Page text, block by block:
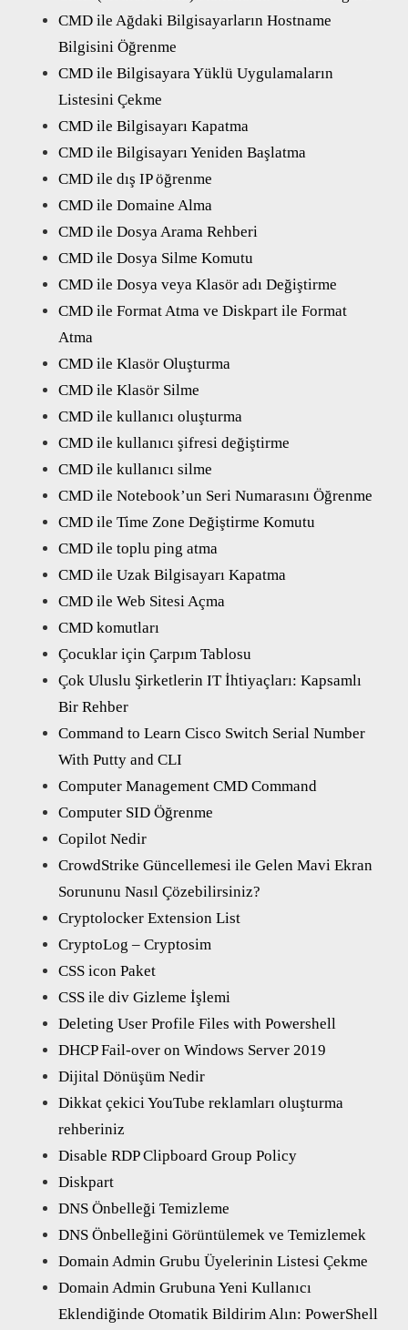
CMD ile Ağdaki Bilgisayarların Hostname
Bilgisini Öğrenme
CMD ile Bilgisayara Yüklü Uygulamaların
Listesini Çekme
CMD ile Bilgisayarı Kapatma
CMD ile Bilgisayarı Yeniden Başlatma
CMD ile dış IP öğrenme
CMD ile Domaine Alma
CMD ile Dosya Arama Rehberi
CMD ile Dosya Silme Komutu
CMD ile Dosya veya Klasör adı Değiştirme
CMD ile Format Atma ve Diskpart ile Format
Atma
CMD ile Klasör Oluşturma
CMD ile Klasör Silme
CMD ile kullanıcı oluşturma
CMD ile kullanıcı şifresi değiştirme
CMD ile kullanıcı silme
CMD ile Notebook’un Seri Numarasını Öğrenme
CMD ile Time Zone Değiştirme Komutu
CMD ile toplu ping atma
CMD ile Uzak Bilgisayarı Kapatma
CMD ile Web Sitesi Açma
CMD komutları
Çocuklar için Çarpım Tablosu
Çok Uluslu Şirketlerin IT İhtiyaçları: Kapsamlı
Bir Rehber
Command to Learn Cisco Switch Serial Number
With Putty and CLI
Computer Management CMD Command
Computer SID Öğrenme
Copilot Nedir
CrowdStrike Güncellemesi ile Gelen Mavi Ekran
Sorununu Nasıl Çözebilirsiniz?
Cryptolocker Extension List
CryptoLog – Cryptosim
CSS icon Paket
CSS ile div Gizleme İşlemi
Deleting User Profile Files with Powershell
DHCP Fail-over on Windows Server 2019
Dijital Dönüşüm Nedir
Dikkat çekici YouTube reklamları oluşturma
rehberiniz
Disable RDP Clipboard Group Policy
Diskpart
DNS Önbelleği Temizleme
DNS Önbelleğini Görüntülemek ve Temizlemek
Domain Admin Grubu Üyelerinin Listesi Çekme
Domain Admin Grubuna Yeni Kullanıcı
Eklendiğinde Otomatik Bildirim Alın: PowerShell